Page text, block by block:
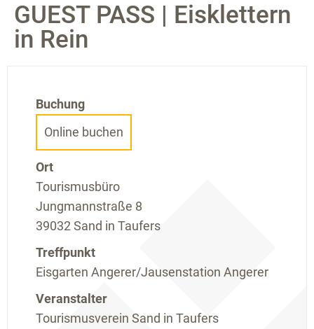
GUEST PASS | Eisklettern
in Rein
Buchung
Online buchen
Ort
Tourismusbüro
Jungmannstraße 8
39032 Sand in Taufers
Treffpunkt
Eisgarten Angerer/Jausenstation Angerer
Veranstalter
Tourismusverein Sand in Taufers